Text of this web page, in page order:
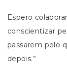
Espero
conscientizar
passarem pelo
depois.”